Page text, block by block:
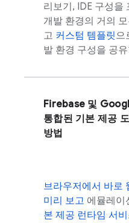
리보기, IDE 구성을
개발 환경의 거의
고 커스텀 템플릿으
발 환경 구성을 공
Firebase 및
통합된 기본 제공
방법
브라우저에서 바로
미리 보고 에뮬레이
본 제공 런타임 서